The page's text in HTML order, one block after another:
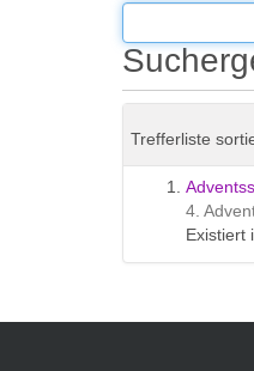
n
d
e
Trefferliste
4.
Existiert